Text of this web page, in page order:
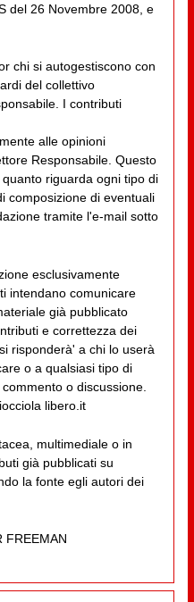
del 26 Novembre 2008, e
chi si autogestiscono con
del collettivo
I contributi
alle opinioni
Responsabile. Questo
riguarda ogni tipo di
composizione di eventuali
tramite l'e-mail sotto
esclusivamente
intendano comunicare
già pubblicato
e correttezza dei
risponderà' a chi lo userà
o a qualsiasi tipo di
o discussione.
libero.it
multimediale o in
già pubblicati su
la fonte egli autori dei
FREEMAN